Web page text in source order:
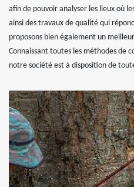
afin de pouvoir analyser les lieux où
ainsi des travaux de qualité qui
proposons bien également un
Connaissant toutes les méthodes de
notre société est à disposition de